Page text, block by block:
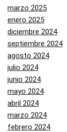
marzo 2025
enero 2025
diciembre 2024
septiembre 2024
agosto 2024
julio 2024
junio 2024
mayo 2024
abril 2024
marzo 2024
febrero 2024